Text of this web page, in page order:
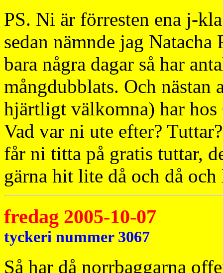
PS. Ni är förresten ena j-
sedan nämnde jag
bara några dagar så har
mångdubblats. Och nästan
hjärtligt välkomna) har hos
Vad var ni ute efter?
får ni titta på gratis tuttar,
gärna hit lite då och då
fredag 2005-10-07
tyckeri nummer 3067
Så har då norrbaggarna